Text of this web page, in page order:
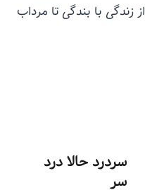
از زندگی با بندگی تا مرداب
سردرد حالا درد
سر